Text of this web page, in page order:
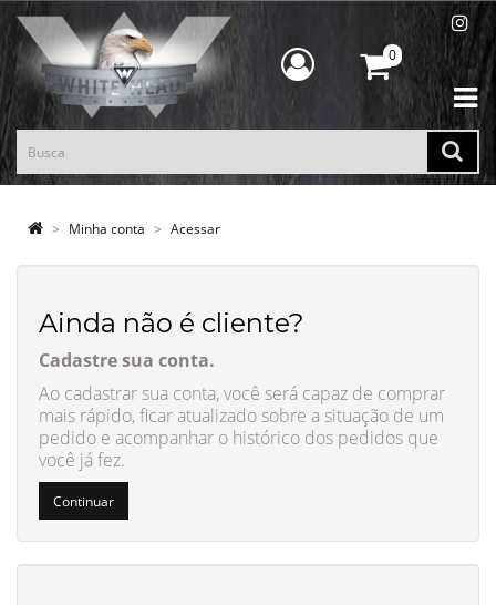
0
Minha conta Acessar
Ainda não é cliente?
Cadastre sua conta.
Ao cadastrar sua conta, você será capaz de comprar
mais rápido, ficar atualizado sobre a situação de um
pedido e acompanhar o histórico dos pedidos que
você já fez.
Continuar